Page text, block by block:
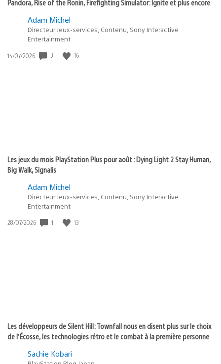
Pandora, Rise of the Ronin, Firefighting Simulator: Ignite et plus encore
Adam Michel
Directeur Jeux-services, Contenu, Sony Interactive
Entertainment
Date
15/07/2026 3 16
Les jeux du mois PlayStation Plus pour août : Dying Light 2 Stay Human,
Big Walk, Signalis
Adam Michel
Directeur Jeux-services, Contenu, Sony Interactive
Entertainment
Date
28/07/2026 1 13
Les développeurs de Silent Hill: Townfall nous en disent plus sur le choix
de l’Écosse, les technologies rétro et le combat à la première personne
Sachie Kobari